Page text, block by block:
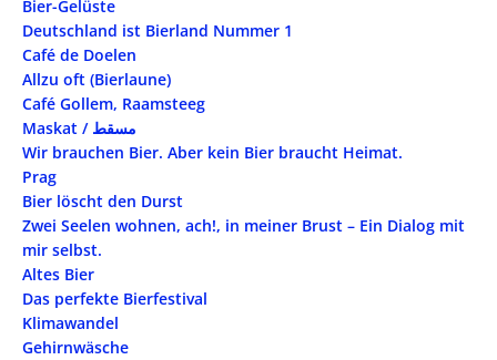
Bier-Gelüste
Deutschland ist Bierland Nummer 1
Café de Doelen
Allzu oft (Bierlaune)
Café Gollem, Raamsteeg
Maskat / مسقط
Wir brauchen Bier. Aber kein Bier braucht Heimat.
Prag
Bier löscht den Durst
Zwei Seelen wohnen, ach!, in meiner Brust – Ein Dialog mit
mir selbst.
Altes Bier
Das perfekte Bierfestival
Klimawandel
Gehirnwäsche